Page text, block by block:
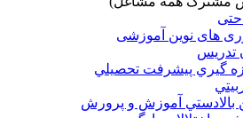
های نوین آموزشی
تدريس
گيري پيشرفت تحصيلي
بالادستي آموزش و پرورش